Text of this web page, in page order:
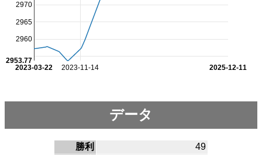
2023-11-14
2023-03-22 2025-12-11
2960
2965
2970
2953.77
データ
勝利
49